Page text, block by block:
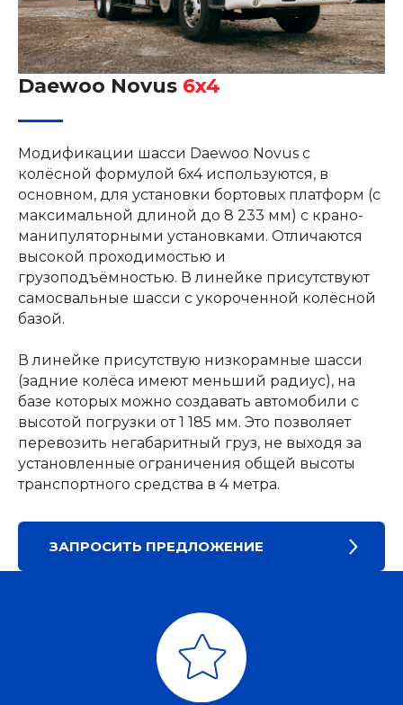
Daewoo Novus 6x4
Модификации шасси Daewoo Novus с
колёсной формулой 6х4 используются, в
основном, для установки бортовых платформ (с
максимальной длиной до 8 233 мм) с крано-
манипуляторными установками. Отличаются
высокой проходимостью и
грузоподъёмностью. В линейке присутствуют
самосвальные шасси с укороченной колёсной
базой.
В линейке присутствую низкорамные шасси
(задние колёса имеют меньший радиус), на
базе которых можно создавать автомобили с
высотой погрузки от 1 185 мм. Это позволяет
перевозить негабаритный груз, не выходя за
установленные ограничения общей высоты
транспортного средства в 4 метра.
ЗАПРОСИТЬ ПРЕДЛОЖЕНИЕ